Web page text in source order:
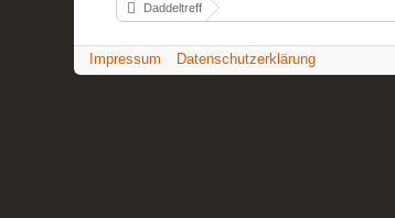
Daddeltreff
Impressum Datenschutzerklärung